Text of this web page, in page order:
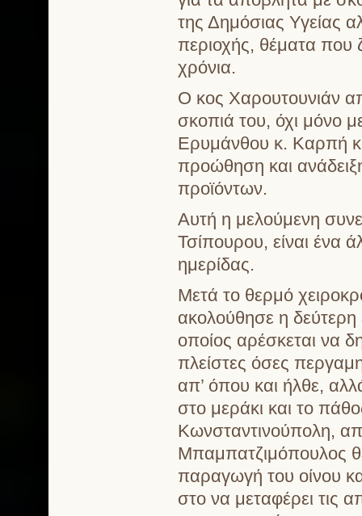
της Δημόσιας Υγείας
περιοχής, θέματα
χρόνια.
Ο κος Χαρουτουνιάν
σκοπιά του, όχι μόνο
Ερυμάνθου κ. Καρπή
προώθηση και
προϊόντων.
Αυτή η μελούμενη
Τσίπουρου, είναι ένα
ημερίδας.
Μετά το θερμό
ακολούθησε η
οποίος αρέσκεται να
πλείστες όσες
απ’ όπου και ήλθε,
στο μεράκι και το
Κωνσταντινούπολη,
Μπαμπατζιμόπουλος
παραγωγή του οίνου
στο να μεταφέρει τις